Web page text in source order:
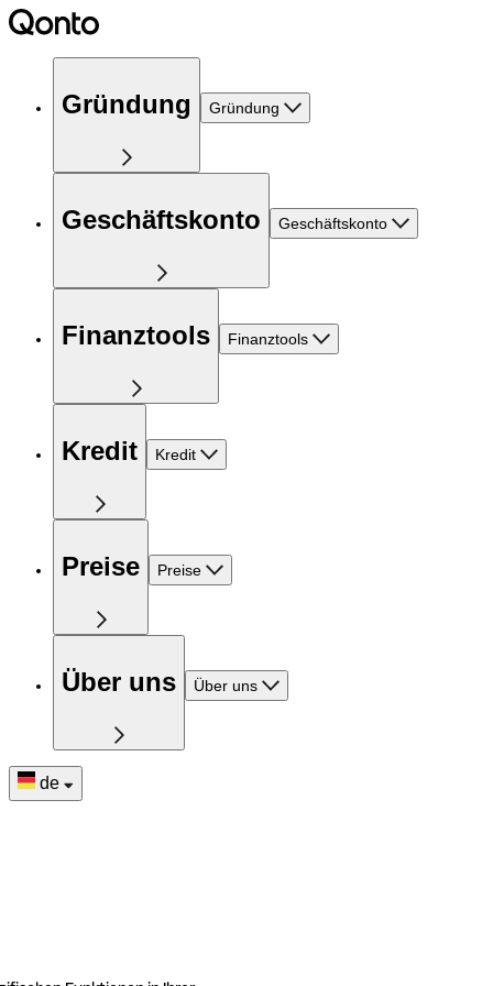
Gründung Gründung
Geschäftskonto Geschäftskonto
Finanztools Finanztools
Kredit Kredit
Preise Preise
Über uns Über uns
de